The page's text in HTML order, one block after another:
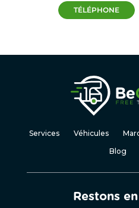
TÉLÉPHONE
Services Véhicules
Blog
Restons